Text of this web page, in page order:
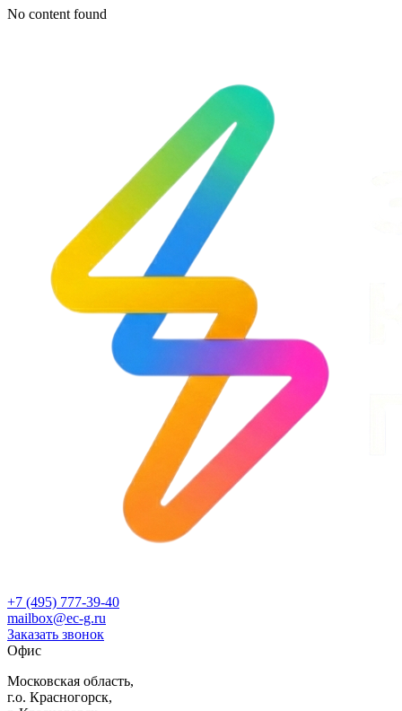
No content found
+7 (495) 777-39-40
mailbox@ec-g.ru
Заказать звонок
Офис
Московская область,
г.о. Красногорск,